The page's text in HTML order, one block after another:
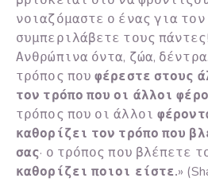
νοιαζόμαστε ο ένας για
συμπεριλάβετε τους
Ανθρώπινα όντα, ζώα,
τρόπος πουφέρεστε στους
τον τρόπο που οι άλλοι
τρόπος που οι άλλοι
καθορίζει τον τρόπο που
σας· ο τρόπος που βλέπετε
καθορίζει ποιοι είστε.»